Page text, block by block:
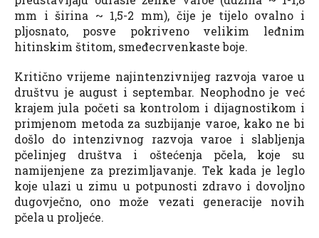
mm i širina ~ 1,5-2 mm), čije je tijelo ovalno i
pljosnato, posve pokriveno velikim leđnim
hitinskim štitom, smeđecrvenkaste boje.
Kritično vrijeme najintenzivnijeg razvoja varoe u
društvu je august i septembar. Neophodno je već
krajem jula početi sa kontrolom i dijagnostikom i
primjenom metoda za suzbijanje varoe, kako ne bi
došlo do intenzivnog razvoja varoe i slabljenja
pčelinjeg društva i oštećenja pčela, koje su
namijenjene za prezimljavanje. Tek kada je leglo
koje ulazi u zimu u potpunosti zdravo i dovoljno
dugovječno, ono može vezati generacije novih
pčela u proljeće.